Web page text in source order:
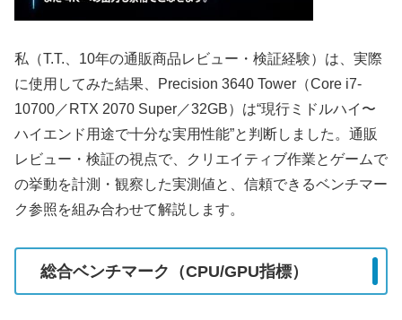
私（T.T.、10年の通販商品レビュー・検証経験）は、実際
に使用してみた結果、Precision 3640 Tower（Core i7-
10700／RTX 2070 Super／32GB）は“現行ミドルハイ〜
ハイエンド用途で十分な実用性能”と判断しました。通販
レビュー・検証の視点で、クリエイティブ作業とゲームで
の挙動を計測・観察した実測値と、信頼できるベンチマー
ク参照を組み合わせて解説します。
総合ベンチマーク（CPU/GPU指標）